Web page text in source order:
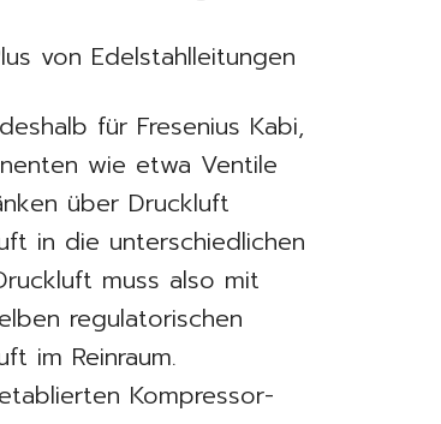
von Edelstahlleitungen
für Fresenius Kabi,
wie etwa Ventile
über Druckluft
in die unterschiedlichen
muss also mit
regulatorischen
im Reinraum.
Kompressor-